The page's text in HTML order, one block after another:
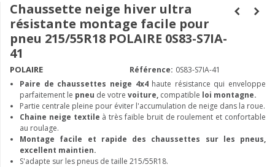
Chaussette neige hiver ultra
résistante montage facile pour
pneu 215/55R18 POLAIRE 0S83-S7IA-
41
POLAIRE Référence: 0S83-S7IA-41
Paire de chaussettes neige 4x4haute résistance qui enveloppe
parfaitement le pneu de votre voiture, compatible loi montagne.
Partie centrale pleine pour éviter l'accumulation de neige dans la roue.
Chaine neige textile à très faible bruit de roulement et confortable
au roulage.
Montage facile et rapide des chaussettes sur les pneus,
excellent maintien.
S'adapte sur les pneus de taille 215/55R18.